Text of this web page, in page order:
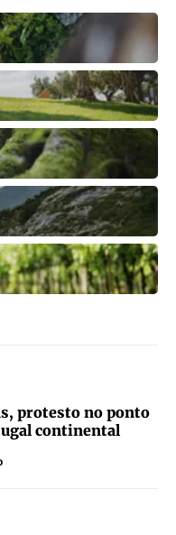
protesto no ponto
continental